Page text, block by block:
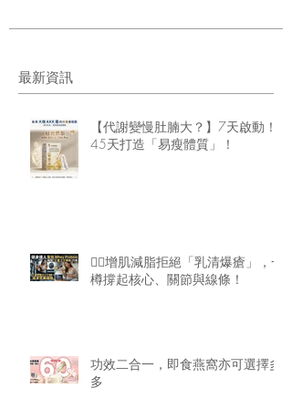
最新資訊
【代謝變慢肚腩大？】7天啟動！
45天打造「易瘦體質」！
🏋️‍♂️增肌減脂拒絕「乳清爆瘡」，一
樽撐起核心、關節與線條！
功效二合一，即食燕窩亦可選擇多
多